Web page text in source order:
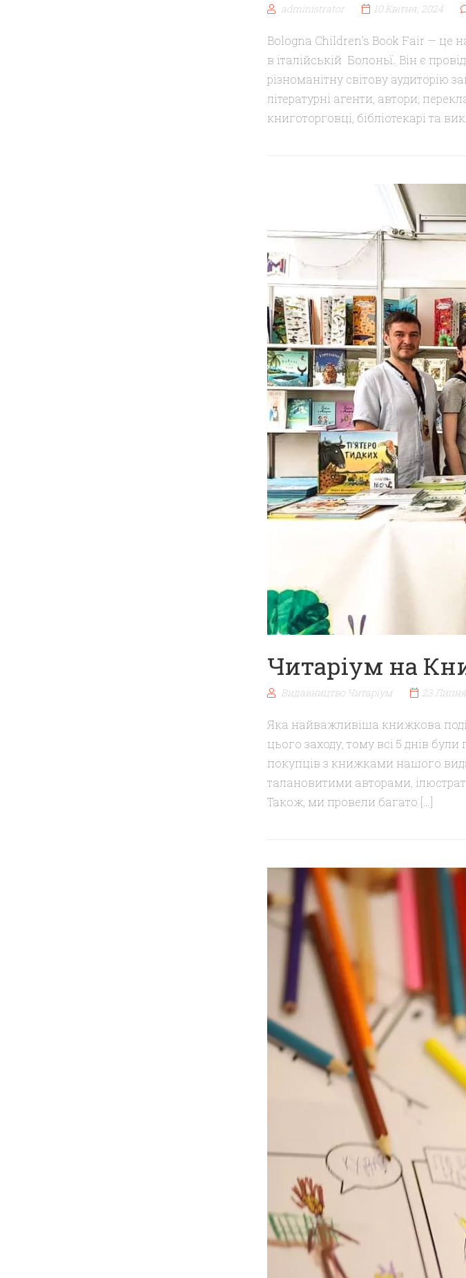
administrator 10 Квітня, 2024
Bologna Children’s Book Fair — це
в італійській Болоньї. Він є
різноманітну світову аудиторію
літературні агенти, автори,
книготорговці, бібліотекарі та
Читаріум на
Видавництво Читаріум 23
Яка найважливіша книжкова
цього заходу, тому всі 5 днів
покупців з книжками нашого
талановитими авторами,
Також, ми провели багато […]